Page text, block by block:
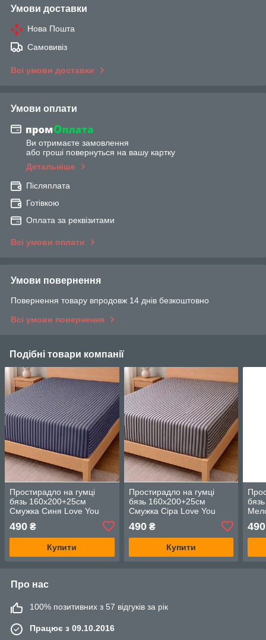
Умови доставки
Нова Пошта
Самовивіз
Всі умови доставки
Умови оплати
Ви отримаєте замовлення
або гроші повернуться на вашу картку
Детальніше
Післяплата
Готівкою
Оплата за реквізитами
Всі умови оплати
Умови повернення
Повернення товару впродовж 14 днів безкоштовно
Всі умови повернення
Подібні товари компанії
Простирадло на гумці
бязь 160х200+25см
Смужка Синя Love You
490 ₴
Купити
Простирадло на гумці
бязь 160х200+25см
Смужка Сіра Love You
490₴
Купити
490
Про нас
100% позитивних з 57 відгуків за рік
Працює з 09.10.2016